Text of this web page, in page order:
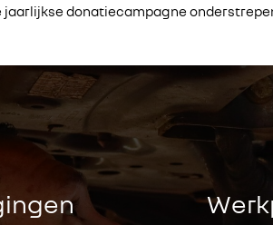
jaarlijkse donatiecampagne